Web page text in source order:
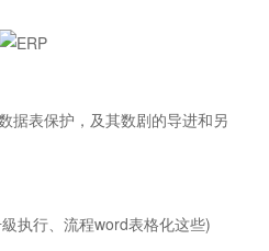
据表保护，及其数剧的导进和另
执行、流程word表格化这些)